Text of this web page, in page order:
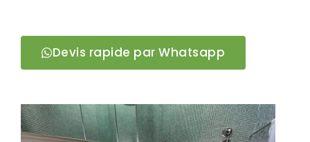
Devis rapide par Whatsapp